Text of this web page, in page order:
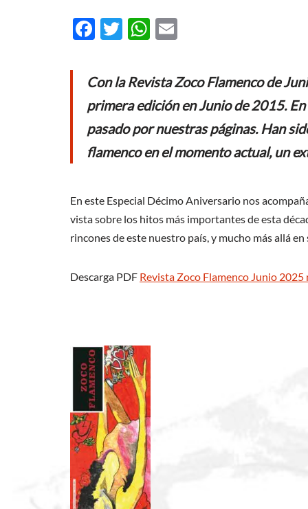
F
e
b
o
o
k
T
itt
er
W
at
s
A
p
p
ail
Con la Revista Zoco Flamenco de
primera edición en Junio de 2015.
pasado por nuestras páginas. Han
flamenco en el momento actual, un
En este Especial Décimo Aniversario nos
vista sobre los hitos más importantes de esta
rincones de este nuestro país, y mucho más allá
Descarga PDF Revista Zoco Flamenco Junio 2025